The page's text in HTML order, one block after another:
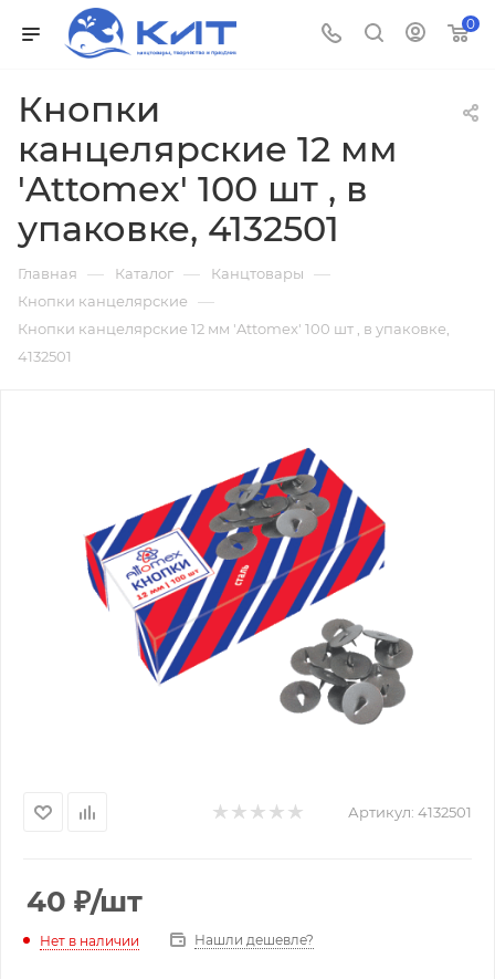
0
Кнопки
канцелярские 12 мм
'Attomex' 100 шт , в
упаковке, 4132501
Главная — Каталог — Канцтовары —
Кнопки канцелярские —
Кнопки канцелярские 12 мм 'Attomex' 100 шт , в упаковке,
4132501
Артикул: 4132501
40 ₽/шт
Нет в наличии Нашли дешевле?